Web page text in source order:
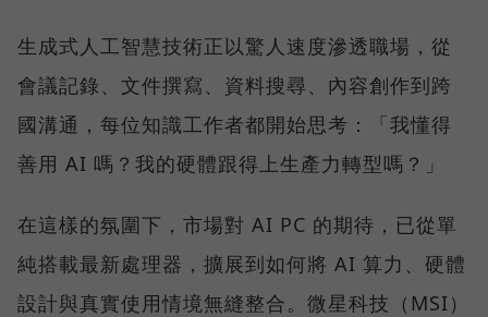
生成式人工智慧技術正以驚人速度滲透職場，從
會議記錄、文件撰寫、資料搜尋、內容創作到跨
國溝通，每位知識工作者都開始思考：「我懂得
善用 AI 嗎？我的硬體跟得上生產力轉型嗎？」
在這樣的氛圍下，市場對 AI PC 的期待，已從單
純搭載最新處理器，擴展到如何將 AI 算力、硬體
設計與真實使用情境無縫整合。微星科技（MSI）